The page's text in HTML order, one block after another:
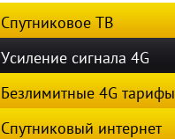
Спутниковое ТВ
Усиление сигнала 4G
Безлимитные 4G тарифы
Спутниковый интернет